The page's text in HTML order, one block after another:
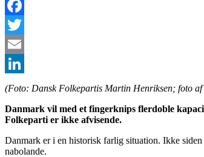
Facebook
Twitter
Email
LinkedIn
(Foto: Dansk Folkepartis Martin Henriksen; foto
Danmark vil med et fingerknips flerdoble
Folkeparti er ikke afvisende.
Danmark er i en historisk farlig situation. Ikke
nabolande.